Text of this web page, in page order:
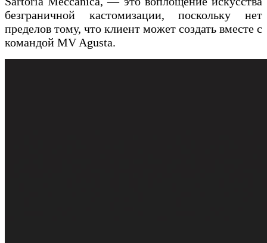
безграничной кастомизации, поскольку нет
пределов тому, что клиент может создать вместе с
командой MV Agusta.